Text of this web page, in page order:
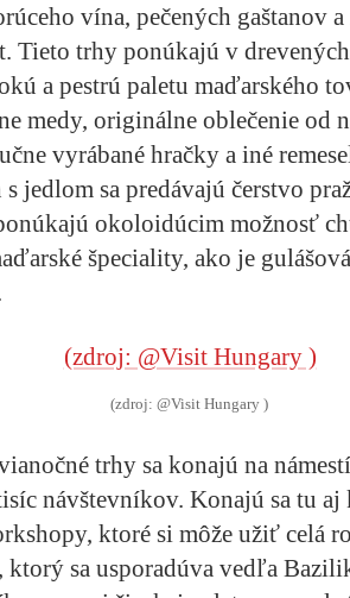
vína, pečených gaštanov
Tieto trhy ponúkajú v
a pestrú paletu maďarského
medy, originálne oblečenie od
vyrábané hračky a iné
jedlom sa predávajú čerstvo
okoloidúcim možnosť
špeciality, ako je
(zdroj: @Visit Hungary )
trhy sa konajú na
návštevníkov. Konajú sa tu aj
ktoré si môže užiť celá
sa usporadúva vedľa